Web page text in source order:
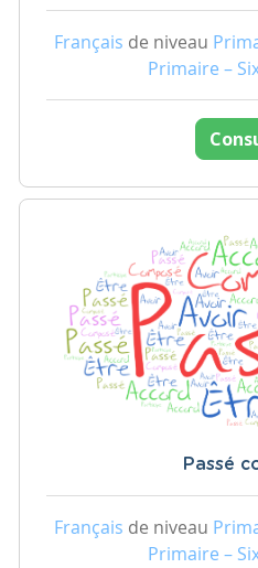
Français de niveau
Primaire –
Passé
Français de niveau
Primaire –